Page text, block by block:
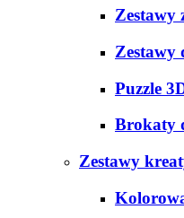
Zestawy
Zestawy
Puzzle
Brokaty
Zestawy